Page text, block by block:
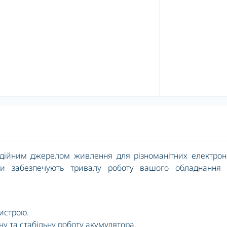
джерелом живлення для різноманітних
забезпечують тривалу роботу вашого обладнання
та стабільну роботу акумулятора.